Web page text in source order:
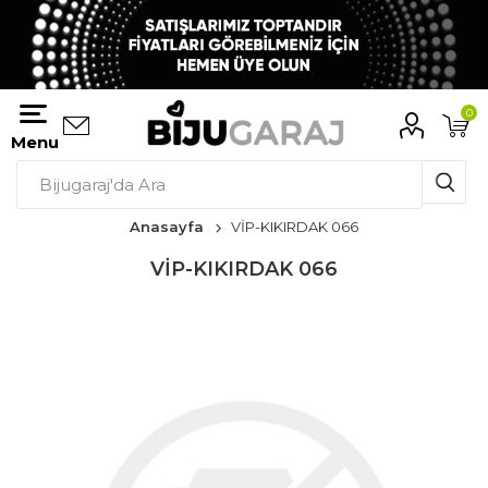
Menu
0
Anasayfa VİP-KIKIRDAK 066
VİP-KIKIRDAK 066